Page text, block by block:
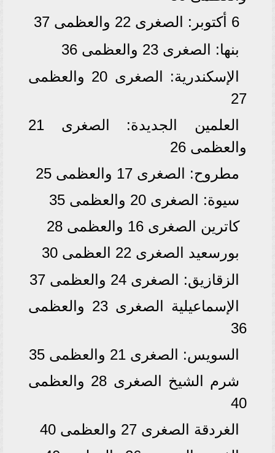
6 أكتوبر: الصغرى 22 والعظمى 37
بنها: الصغرى 23 والعظمى 36
الإسكندرية: الصغرى 20 والعظمى
27
العلمين الجديدة: الصغرى 21
والعظمى 26
مطروح: الصغرى 17 والعظمى 25
سيوة: الصغرى 20 والعظمى 35
كاترين الصغرى 16 والعظمى 28
بورسعيد الصغرى 22 العظمى 30
الزقازيق: الصغرى 24 والعظمى 37
الإسماعيلية الصغرى 23 والعظمى
36
السويس: الصغرى 21 والعظمى 35
شرم الشيخ الصغرى 28 والعظمى
40
الغردقة الصغرى 27 والعظمى 40